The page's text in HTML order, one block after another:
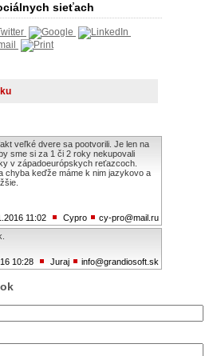
sieťach
veľké dvere sa pootvorili. Je len na
sme si za 1 či 2 roky nekupovali
v západoeurópskych reťazcoch.
chyba keďže máme k nim jazykovo a
11:02
Cypro
cy-pro@mail.ru
10:28
Juraj info@grandiosoft.sk